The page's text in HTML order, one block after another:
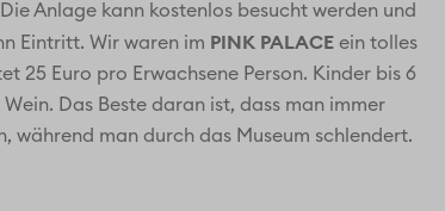
Anlage kann kostenlos besucht werden und
Eintritt. Wir waren im PINK PALACE ein tolles
25 Euro pro Erwachsene Person. Kinder bis 6
Das Beste daran ist, dass man immer
während man durch das Museum schlendert.